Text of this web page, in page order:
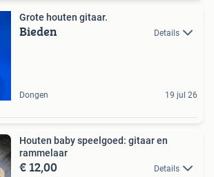
Grote houten gitaar.
Bieden Details
Dongen 19 jul 26
Houten baby speelgoed: gitaar en
rammelaar
€ 12,00 Details